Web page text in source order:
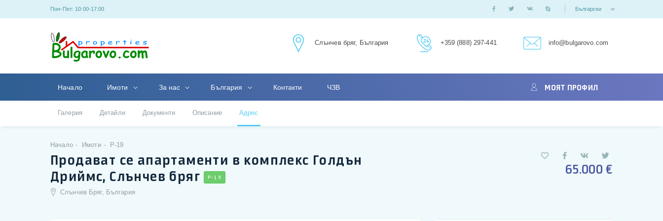
Пон-Пет: 10:00-17:00 Български
Слънчев бряг, България +359 (888) 297-441 info@bulgarovo.com
Начало Имоти За нас България Контакти ЧЗВ МОЯТ ПРОФИЛ
Галерия Детайли Документи Описание Адрес
Начало Имоти P-19
Продават се апартаменти в комплекс Голдън
Дриймс, Слънчев бряг
P-19
Слънчев Бряг, България
65.000 €